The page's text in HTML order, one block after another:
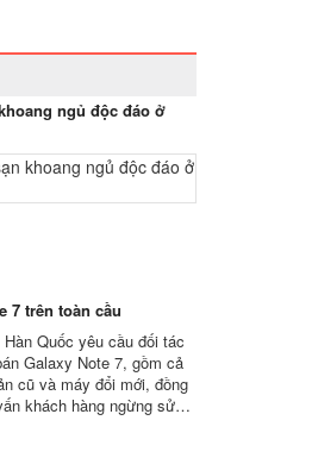
ngủ độc đáo ở
7 trên toàn cầu
Quốc yêu cầu đối tác
Galaxy Note 7, gồm cả
cũ và máy đổi mới, đồng
khách hàng ngừng sử…